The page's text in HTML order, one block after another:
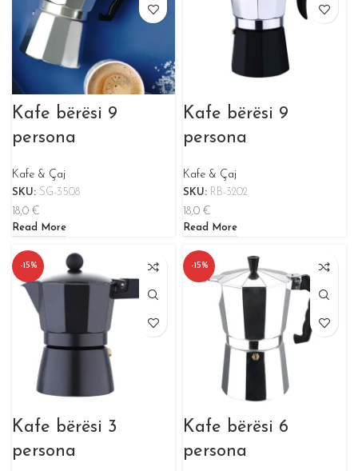
Kafe bërësi 9
persona
Kafe & Çaj
SKU: SG-3508
18,0 €
Read More
Kafe bërësi 9
persona
Kafe & Çaj
SKU: RB-3202
18,0 €
Read More
-15%
Kafe bërësi 3
persona
-15%
Kafe bërësi 6
persona